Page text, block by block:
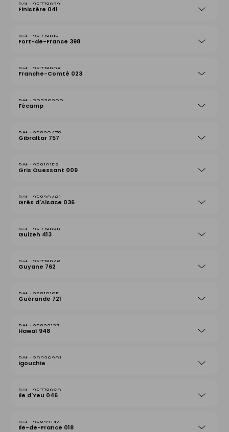
25778922
Finistère 041
25778915
Fort-de-France 398
25778908
Franche-Comté 023
30236200
Fécamp
25820478
Gibraltar 757
25810158
Gris Ouessant 009
25820461
Grès d'Alsace 036
25778939
Guizeh 413
25778946
Guyane 762
25810165
Guérande 721
25822137
Hawaï 948
30236201
Igouchie
25778960
Ile d'Yeu 046
25822144
Ile-de-France 018